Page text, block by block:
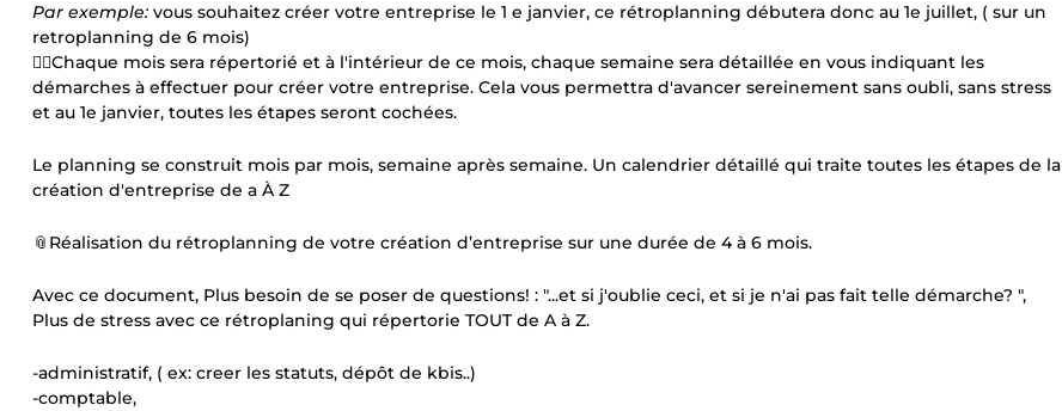
Par exemple: vous souhaitez créer votre entreprise le 1 e janvier, ce rétroplanning débutera donc au 1e juillet, ( sur un
retroplanning de 6 mois)
👉🏻Chaque mois sera répertorié et à l'intérieur de ce mois, chaque semaine sera détaillée en vous indiquant les
démarches à effectuer pour créer votre entreprise. Cela vous permettra d'avancer sereinement sans oubli, sans stress
et au 1e janvier, toutes les étapes seront cochées.
Le planning se construit mois par mois, semaine après semaine. Un calendrier détaillé qui traite toutes les étapes de la
création d'entreprise de a À Z
📎Réalisation du rétroplanning de votre création d’entreprise sur une durée de 4 à 6 mois.
Avec ce document, Plus besoin de se poser de questions! : "...et si j'oublie ceci, et si je n'ai pas fait telle démarche? ",
Plus de stress avec ce rétroplaning qui répertorie TOUT de A à Z.
-administratif, ( ex: creer les statuts, dépôt de kbis..)
-comptable,